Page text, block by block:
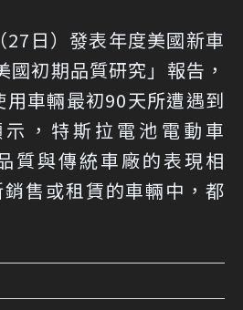
日）發表年度美國新車
國初期品質研究」報告，
車輛最初90天所遭遇到
，特斯拉電池電動車
質與傳統車廠的表現相
售或租賃的車輛中，都